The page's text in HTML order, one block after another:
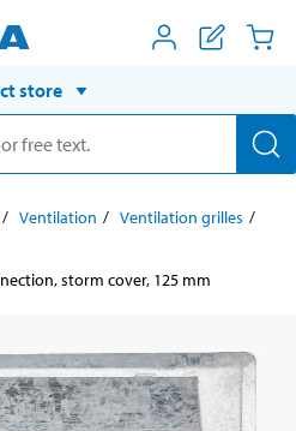
store
Ventilation
Ventilation grilles
storm cover, 125 mm